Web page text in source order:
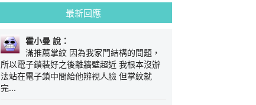
最新回應
霍小曼 說：
滿推薦掌紋 因為我家門結構的問題，
所以電子鎖裝好之後離牆壁超近 我根本沒辦
法站在電子鎖中間給他辨視人臉 但掌紋就
完...